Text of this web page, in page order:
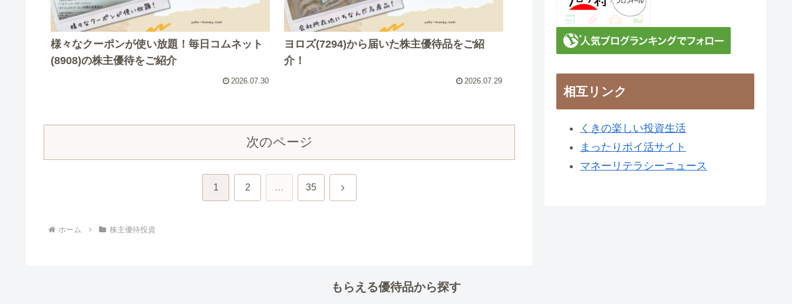
様々なクーポンが使い放題！毎日コムネット
(8908)の株主優待をご紹介
2026.07.30
ヨロズ(7294)から届いた株主優待品をご紹
介！
2026.07.29
次のページ
1 2 … 35 次
ホーム 株主優待投資
相互リンク
くきの楽しい投資生活
まったりポイ活サイト
マネーリテラシーニュース
もらえる優待品から探す